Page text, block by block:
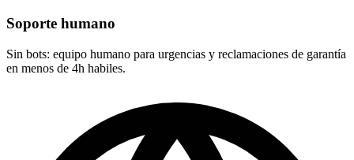
Soporte humano
Sin bots: equipo humano para urgencias y reclamaciones de garantía
en menos de 4h habiles.